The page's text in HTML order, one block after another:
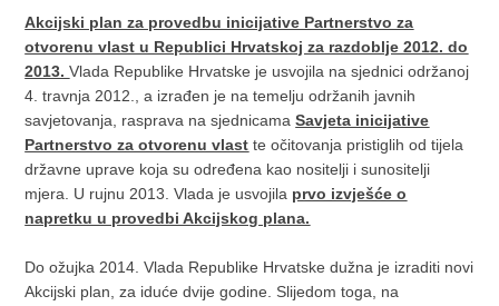
Akcijski plan za provedbu inicijative Partnerstvo za
otvorenu vlast u Republici Hrvatskoj za razdoblje 2012. do
2013.Vlada Republike Hrvatske je usvojila na sjednici održanoj
4. travnja 2012., a izrađen je na temelju održanih javnih
savjetovanja, rasprava na sjednicamaSavjeta inicijative
Partnerstvo za otvorenu vlast te očitovanja pristiglih od tijela
državne uprave koja su određena kao nositelji i sunositelji
mjera. U rujnu 2013. Vlada je usvojila prvo izvješće o
napretku u provedbi Akcijskog plana.
Do ožujka 2014. Vlada Republike Hrvatske dužna je izraditi novi
Akcijski plan, za iduće dvije godine. Slijedom toga, na